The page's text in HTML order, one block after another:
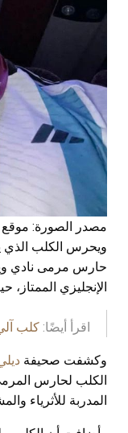
مصدر الصورة: موقع dailystar
ويحرس الكلب الذي
حارس مرمى نادي
الإنجليزي الممتاز،
اقرأ أيضًا: كلب آلي
وكشفت صحيفة
الكلب لحارس
المدربة للأثرياء